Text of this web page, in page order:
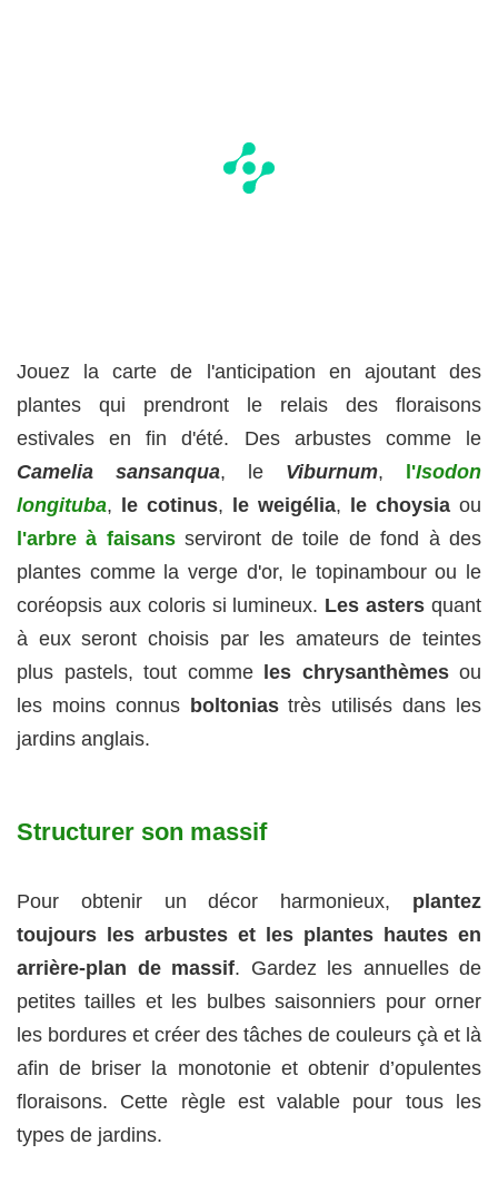
Jouez la carte de l'anticipation en ajoutant des
plantes qui prendront le relais des floraisons
estivales en fin d'été. Des arbustes comme le
Camelia sansanqua, le Viburnum, l'Isodon
longituba, le cotinus, le weigélia, le choysia ou
l'arbre à faisansserviront de toile de fond à des
plantes comme la verge d'or, le topinambour ou le
coréopsis aux coloris si lumineux. Les asters quant
à eux seront choisis par les amateurs de teintes
plus pastels, tout comme les chrysanthèmesou
les moins connus boltoniastrès utilisés dans les
jardins anglais.
Structurer son massif
Pour obtenir un décor harmonieux, plantez
toujours les arbustes et les plantes hautes en
arrière-plan de massif. Gardez les annuelles de
petites tailles et les bulbes saisonniers pour orner
les bordures et créer des tâches de couleurs çà et là
afin de briser la monotonie et obtenir d’opulentes
floraisons. Cette règle est valable pour tous les
types de jardins.